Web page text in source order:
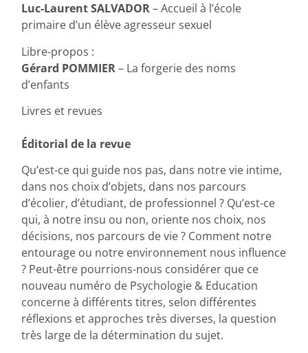
Luc-Laurent SALVADOR– Accueil à l’école
primaire d’un élève agresseur sexuel
Libre-propos :
Gérard POMMIER– La forgerie des noms
d’enfants
Livres et revues
Éditorial de la revue
Qu’est-ce qui guide nos pas, dans notre vie intime,
dans nos choix d’objets, dans nos parcours
d’écolier, d’étudiant, de professionnel ? Qu’est-ce
qui, à notre insu ou non, oriente nos choix, nos
décisions, nos parcours de vie ? Comment notre
entourage ou notre environnement nous influence
? Peut-être pourrions-nous considérer que ce
nouveau numéro de Psychologie & Education
concerne à différents titres, selon différentes
réflexions et approches très diverses, la question
très large de la détermination du sujet.